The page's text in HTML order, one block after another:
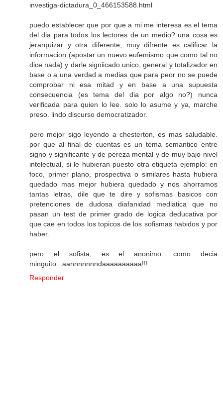
investiga-dictadura_0_466153588.html
puedo establecer que por que a mi me interesa es el tema
del dia para todos los lectores de un medio? una cosa es
jerarquizar y otra diferente, muy difrente es calificar la
informacion (apostar un nuevo eufemismo que como tal no
dice nada) y darle signiicado unico, general y totalizador en
base o a una verdad a medias que para peor no se puede
comprobar ni esa mitad y en base a una supuesta
consecuencia (es tema del dia por algo no?) nunca
verificada para quien lo lee. solo lo asume y ya, marche
preso. lindo discurso democratizador.
pero mejor sigo leyendo a chesterton, es mas saludable.
por que al final de cuentas es un tema semantico entre
signo y significante y de pereza mental y de muy bajo nivel
intelectual, si le hubieran puesto otra etiqueta ejemplo: en
foco, primer plano, prospectiva o similares hasta hubiera
quedado mas mejor hubiera quedado y nos ahorramos
tantas letras, dile que te dire y sofismas basicos con
pretenciones de dudosa diafanidad mediatica que no
pasan un test de primer grado de logica deducativa por
que cae en todos los topicos de los sofismas habidos y por
haber.
pero el sofista, es el anonimo. como decia
minguito...aannnnnnndaaaaaaaaaa!!!
Responder